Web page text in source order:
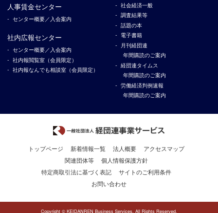
社会経済一般
調査結果等
話題の本
電子書籍
月刊経団連
年間購読のご案内
経団連タイムス
年間購読のご案内
労働経済判例速報
年間購読のご案内
人事賃金センター
センター概要／入会案内
社内広報センター
センター概要／入会案内
社内報閲覧室（会員限定）
社内報なんでも相談室（会員限定）
トップページ 新着情報一覧 法人概要
アクセスマップ
関連団体等
個人情報保護方針
特定商取引法に基づく表記
サイトのご利用条件
お問い合わせ
Copyright © KEIDANREN Business Services, All Rights Reserved.